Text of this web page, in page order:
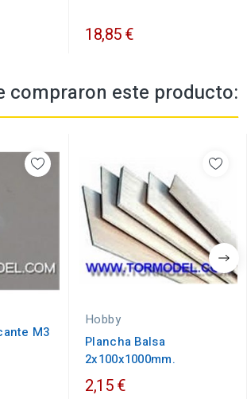
18,85 €
compraron este producto:
M3
Hobby
Plancha Balsa
2x100x1000mm.
2,15 €